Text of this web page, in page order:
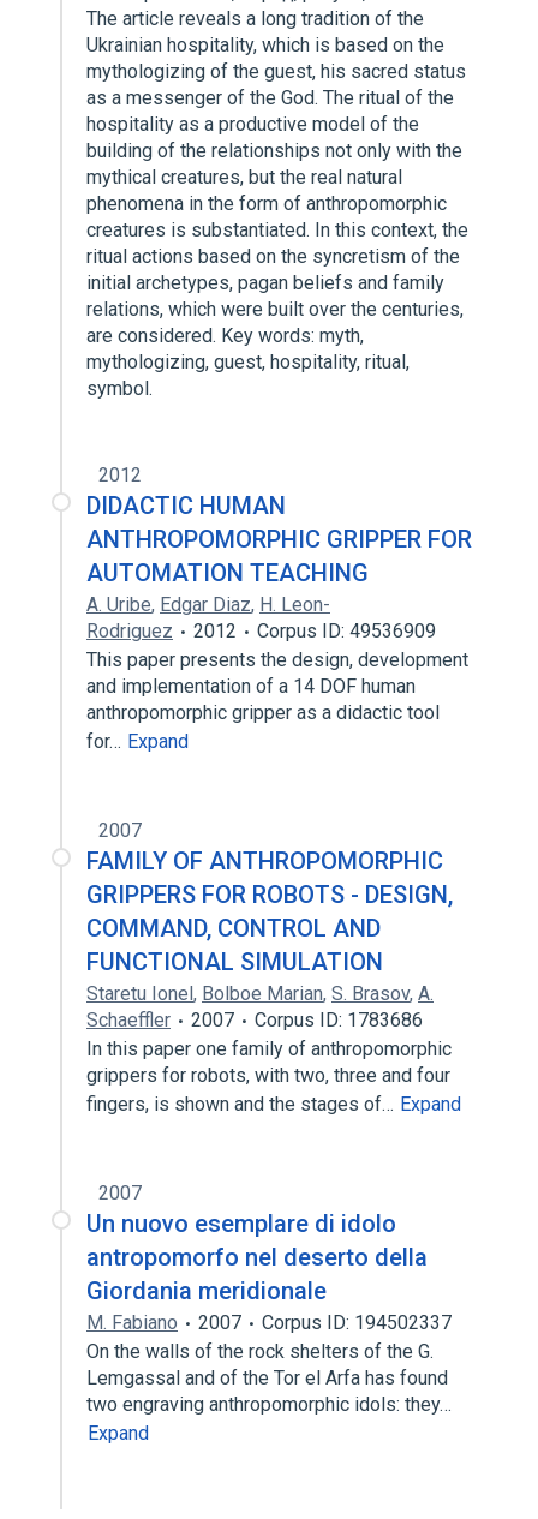
The article reveals a long tradition of the
Ukrainian hospitality, which is based on the
mythologizing of the guest, his sacred status
as a messenger of the God. The ritual of the
hospitality as a productive model of the
building of the relationships not only with the
mythical creatures, but the real natural
phenomena in the form of anthropomorphic
creatures is substantiated. In this context, the
ritual actions based on the syncretism of the
initial archetypes, pagan beliefs and family
relations, which were built over the centuries,
are considered. Key words: myth,
mythologizing, guest, hospitality, ritual,
symbol.
2012
DIDACTIC HUMAN
ANTHROPOMORPHIC GRIPPER FOR
AUTOMATION TEACHING
A. Uribe, Edgar Diaz, H. Leon-
Rodriguez
2012
Corpus ID: 49536909
This paper presents the design, development
and implementation of a 14 DOF human
anthropomorphic gripper as a didactic tool
for… Expand
2007
FAMILY OF ANTHROPOMORPHIC
GRIPPERS FOR ROBOTS - DESIGN,
COMMAND, CONTROL AND
FUNCTIONAL SIMULATION
Staretu Ionel, Bolboe Marian, S. Brasov, A.
Schaeffler
2007
Corpus ID: 1783686
In this paper one family of anthropomorphic
grippers for robots, with two, three and four
fingers, is shown and the stages of… Expand
2007
Un nuovo esemplare di idolo
antropomorfo nel deserto della
Giordania meridionale
M. Fabiano 2007
Corpus ID: 194502337
On the walls of the rock shelters of the G.
Lemgassal and of the Tor el Arfa has found
two engraving anthropomorphic idols: they…
Expand